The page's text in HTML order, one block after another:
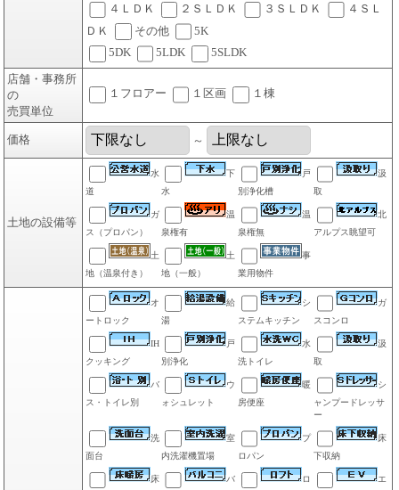
４ＬＤＫ
２ＳＬＤＫ ３ＳＬＤＫ
４ＳＬ
ＤＫ
その他
5K
5DK
5LDK
5SLDK
店舗・事務所
の
売買単位
１フロアー １区画 １棟
価格 ～
土地の設備等
水
道
下
水
戸
別浄化槽
汲
取
ガ
ス（プロパン）
温
泉権有
温
泉権無
北
アルプス眺望可
土
地（温泉付き）
土
地（一般）
事
業用物件
オ
ートロック
給
湯
シ
ステムキッチン
ガ
スコンロ
IH
クッキング
戸
別浄化
水
洗トイレ
汲
取
バ
ス・トイレ別
ウ
ォシュレット
暖
房便座
シ
ャンプードレッサ
ー
洗
面台
室
内洗濯機置場
プ
ロパン
床
下収納
床 バ ロ エ